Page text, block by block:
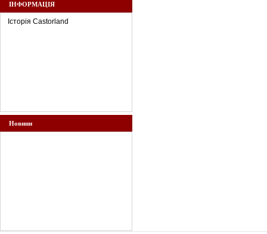
ІНФОРМАЦІЯ
Історія Castorland
Новини